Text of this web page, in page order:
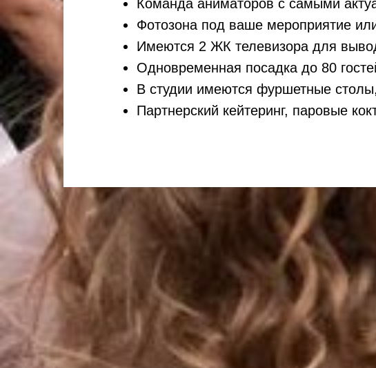
Команда аниматоров с самыми
Фотозона под ваше мероприятие
Имеются 2 ЖК телевизора для
Одновременная посадка до 80
В студии имеются фуршетные
Партнерский кейтеринг, паровые